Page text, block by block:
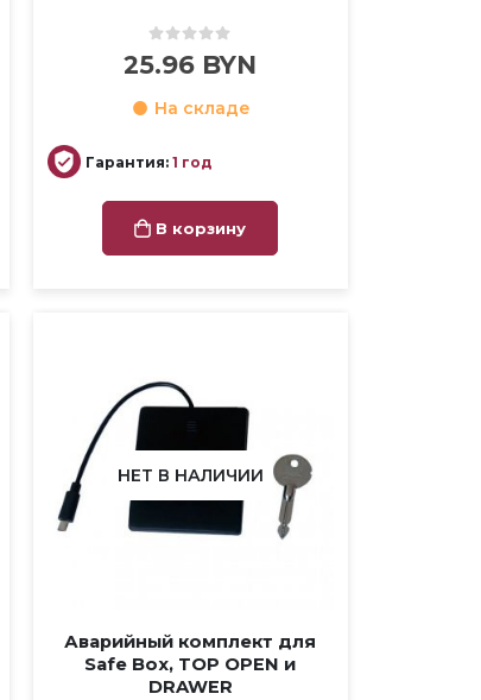
0 out of 5
25.96 BYN
На складе
Гарантия: 1 год
В корзину
НЕТ В НАЛИЧИИ
Аварийный комплект для
Safe Box, TOP OPEN и
DRAWER